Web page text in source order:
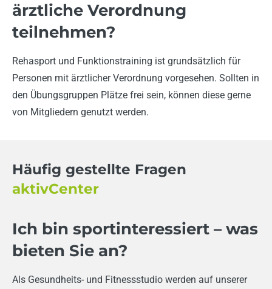
ärztliche Verordnung
teilnehmen?
Rehasport und Funktionstraining ist grundsätzlich für
Personen mit ärztlicher Verordnung vorgesehen. Sollten in
den Übungsgruppen Plätze frei sein, können diese gerne
von Mitgliedern genutzt werden.
Häufig gestellte Fragen
aktivCenter
Ich bin sportinteressiert – was
bieten Sie an?
Als Gesundheits- und Fitnessstudio werden auf unserer